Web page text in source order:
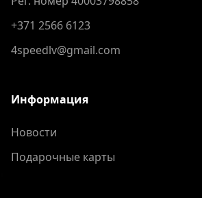
+371 2566 6123
4speedlv@gmail.com
Информация
Новости
Подарочные карты